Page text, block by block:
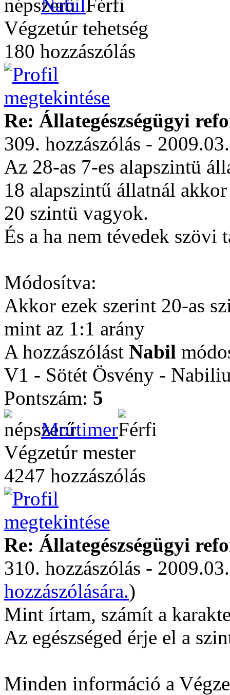
Nabil
Végzetúr tehetség
180 hozzászólás
Re: Állategészségügyi
309. hozzászólás -
Az 28-as 7-es alapszintü
18 alapszintű állatnál
20 szintü vagyok.
És a ha nem tévedek
Módosítva:
Akkor ezek szerint 20-as
mint az 1:1 arány
A hozzászólást Nabil
V1 - Sötét Ösvény -
Pontszám: 5
Mortimer
Végzetúr mester
4247 hozzászólás
Re: Állategészségügyi
310. hozzászólás -
hozzászólására.)
Mint írtam, számít a
Az egészséged érje el a
Minden információ a